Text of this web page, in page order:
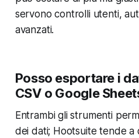
servono controlli utenti,
avanzati.
Posso esportare i
CSV o Google
Entrambi gli strumenti
dei dati; Hootsuite tende